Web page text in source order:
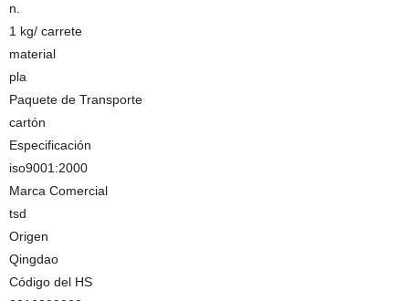
n.
1 kg/ carrete
material
pla
Paquete de Transporte
cartón
Especificación
iso9001:2000
Marca Comercial
tsd
Origen
Qingdao
Código del HS